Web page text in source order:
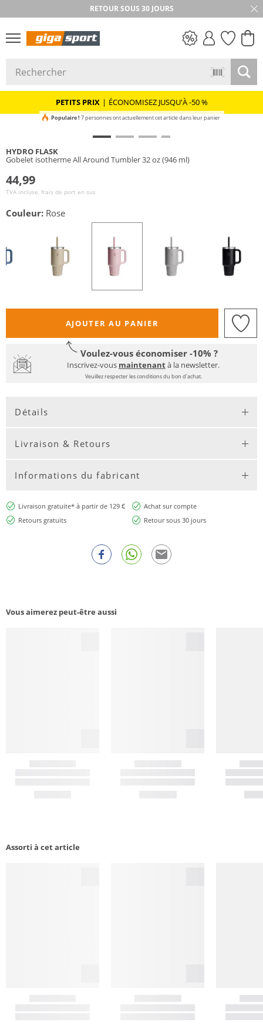
RETOUR SOUS 30 JOURS
PETITS PRIX | ÉCONOMISEZ JUSQU'À -50 %
Populaire ! 7 personnes ont actuellement cet article dans leur panier
HYDRO FLASK
Gobelet isotherme All Around Tumbler 32 oz (946 ml)
44,99
TVA incluse, frais de port en sus
Couleur: Rose
AJOUTER AU PANIER
Voulez-vous économiser -10% ?
Inscrivez-vous maintenantà la newsletter.
Veuillez respecter les conditions du bon d'achat.
Détails
Livraison & Retours
Informations du fabricant
Livraison gratuite* à partir de 129 €
Achat sur compte
Retours gratuits
Retour sous 30 jours
Vous aimerez peut-être aussi
Assorti à cet article